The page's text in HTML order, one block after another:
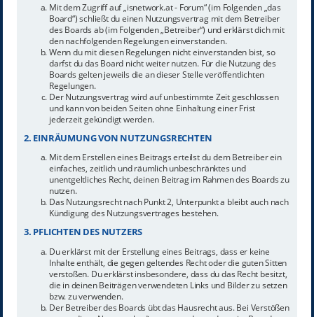
Mit dem Zugriff auf „isnetwork.at - Forum“ (im Folgenden „das
Board“) schließt du einen Nutzungsvertrag mit dem Betreiber
des Boards ab (im Folgenden „Betreiber“) und erklärst dich mit
den nachfolgenden Regelungen einverstanden.
Wenn du mit diesen Regelungen nicht einverstanden bist, so
darfst du das Board nicht weiter nutzen. Für die Nutzung des
Boards gelten jeweils die an dieser Stelle veröffentlichten
Regelungen.
Der Nutzungsvertrag wird auf unbestimmte Zeit geschlossen
und kann von beiden Seiten ohne Einhaltung einer Frist
jederzeit gekündigt werden.
2. EINRÄUMUNG VON NUTZUNGSRECHTEN
Mit dem Erstellen eines Beitrags erteilst du dem Betreiber ein
einfaches, zeitlich und räumlich unbeschränktes und
unentgeltliches Recht, deinen Beitrag im Rahmen des Boards zu
nutzen.
Das Nutzungsrecht nach Punkt 2, Unterpunkt a bleibt auch nach
Kündigung des Nutzungsvertrages bestehen.
3. PFLICHTEN DES NUTZERS
Du erklärst mit der Erstellung eines Beitrags, dass er keine
Inhalte enthält, die gegen geltendes Recht oder die guten Sitten
verstoßen. Du erklärst insbesondere, dass du das Recht besitzt,
die in deinen Beiträgen verwendeten Links und Bilder zu setzen
bzw. zu verwenden.
Der Betreiber des Boards übt das Hausrecht aus. Bei Verstößen